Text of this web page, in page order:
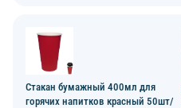
Стакан бумажный 400мл для
горячих напитков красный 50шт/